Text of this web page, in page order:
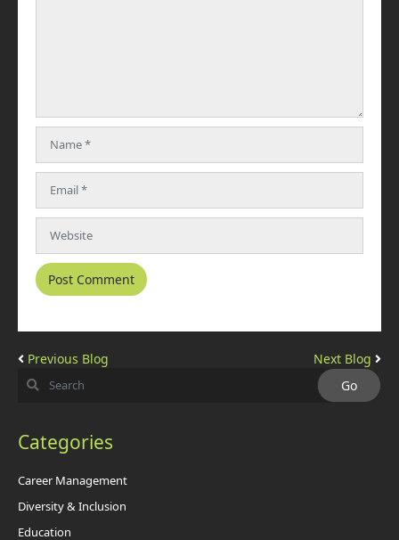
Previous Blog Next Blog
Categories
Career Management
Diversity & Inclusion
Education